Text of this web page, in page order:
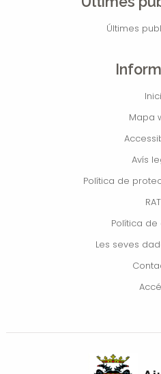
Últimes
Inici
Mapa
Avís
Política de
RAT
Política de
Les seves